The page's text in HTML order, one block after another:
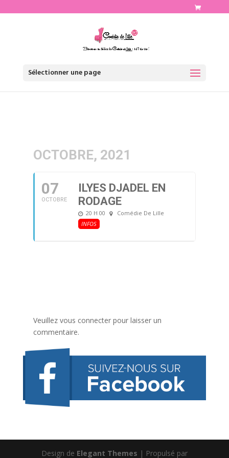
Sélectionner une page
OCTOBRE, 2021
07
OCTOBRE
ILYES DJADEL EN
RODAGE
20 H 00
Comédie De Lille
INFOS
Veuillez vous connecter pour laisser un
commentaire.
Design de Elegant Themes | Propulsé par